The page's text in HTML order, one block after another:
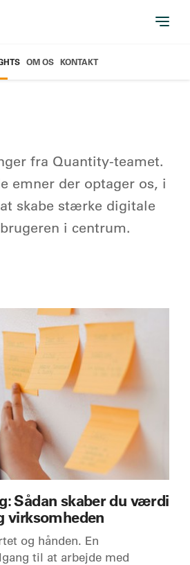
OM OS KONTAKT
fra Quantity-teamet.
emner der optager os, i
skabe stærke digitale
i centrum.
Sådan skaber du værdi
virksomheden
og hånden. En
til at arbejde med